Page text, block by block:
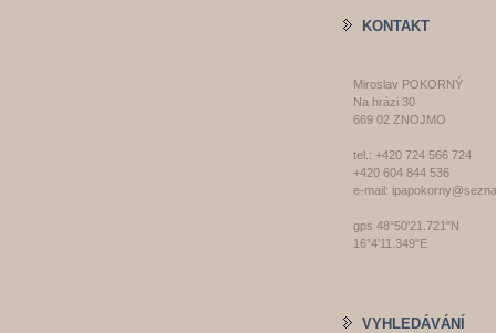
KONTAKT
Miroslav POKORNÝ
Na hrázi 30
669 02 ZNOJMO
tel.: +420 724 566 724
+420 604 844 536
e-mail:
gps 48°50'21.721"N
16°4'11.349"E
VYHLEDÁVÁNÍ